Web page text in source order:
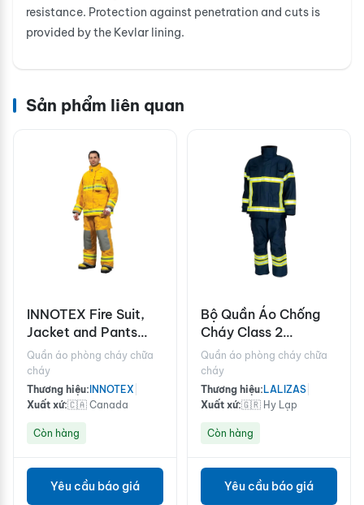
resistance. Protection against penetration and cuts is
provided by the Kevlar lining.
Sản phẩm liên quan
INNOTEX Fire Suit,
Jacket and Pants
RDG10
Quần áo phòng cháy chữa
cháy
Thương hiệu: INNOTEX
Xuất xứ:🇨🇦 Canada
Còn hàng
Yêu cầu báo giá
Bộ Quần Áo Chống
Cháy Class 2
LALIZAS Antipiros
Quần áo phòng cháy chữa
cháy
Thương hiệu: LALIZAS
Xuất xứ:🇬🇷 Hy Lạp
Còn hàng
Yêu cầu báo giá